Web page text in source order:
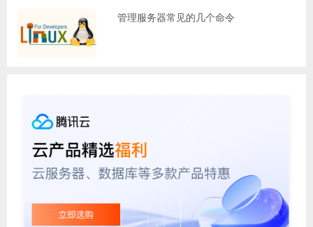
管理服务器常见的几个命令